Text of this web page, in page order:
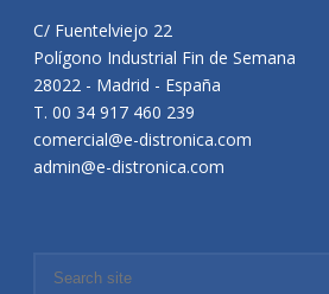
C/ Fuentelviejo 22
Polígono Industrial Fin de Semana
28022 - Madrid - España
T. 00 34 917 460 239
comercial@e-distronica.com
admin@e-distronica.com